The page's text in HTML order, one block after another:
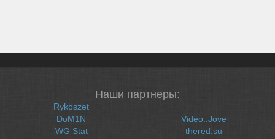
Наши партнеры:
Rykoszet
DoM1N
WG Stat
Video::Jove
thered.su